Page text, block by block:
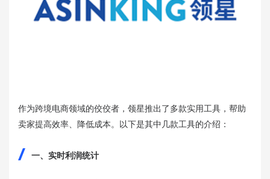
作为跨境电商领域的佼佼者，领星推出了多款实用工具，帮助
卖家提高效率、降低成本。以下是其中几款工具的介绍：
一、实时利润统计